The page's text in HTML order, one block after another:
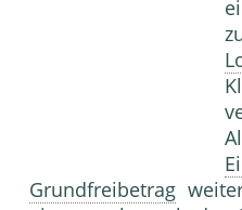
Grundfreibetrag